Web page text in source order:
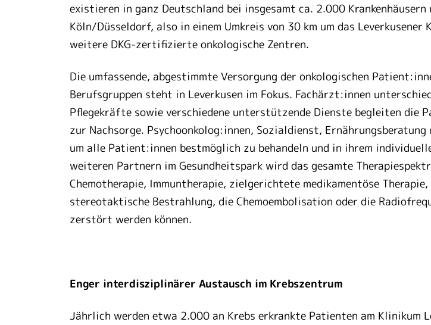
existieren in ganz Deutschland bei insgesamt ca. 2.000
Köln/Düsseldorf, also in einem Umkreis von 30 km um das
weitere DKG-zertifizierte onkologische Zentren.
Die umfassende, abgestimmte Versorgung der onkologischen
Berufsgruppen steht in Leverkusen im Fokus. Fachärzt:innen
Pflegekräfte sowie verschiedene unterstützende Dienste begleiten die
zur Nachsorge. Psychoonkolog:innen, Sozialdienst,
um alle Patient:innen bestmöglich zu behandeln und in ihrem
weiteren Partnern im Gesundheitspark wird das gesamte
Chemotherapie, Immuntherapie, zielgerichtete medikamentöse
stereotaktische Bestrahlung, die Chemoembolisation oder die
zerstört werden können.
Enger interdisziplinärer Austausch im Krebszentrum
Jährlich werden etwa 2.000 an Krebs erkrankte Patienten am Klinikum